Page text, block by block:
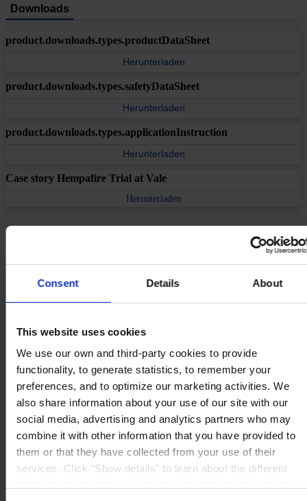
Consent Details About
This website uses cookies
We use our own and third-party cookies to provide
functionality, to generate statistics, to remember your
preferences, and to optimize our marketing activities. We
also share information about your use of our site with our
social media, advertising and analytics partners who may
combine it with other information that you have provided to
them or that they have collected from your use of their
services. Click "Show details" to learn about the different
Downloads
product.downloads.types.productDataSheet
Herunterladen
product.downloads.types.safetyDataSheet
Herunterladen
product.downloads.types.applicationInstruction
Herunterladen
Case story Hempafire Trial at Vale
Herunterladen
Über uns
HAUPTSITZHempel (Germany) GmbH
Lindenstraße 30
25421 Pinneberg
Auf Karte anzeigen
KONTAKTTel:+49 41 01 707 0
Mail: Protective.de@hempel.com Marine.de@hempel.com